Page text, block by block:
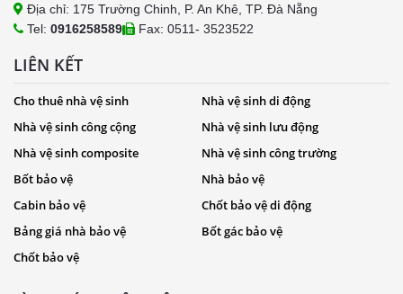
Địa chỉ: 175 Trường Chinh, P. An Khê, TP. Đà Nẵng
Tel: 0916258589 Fax: 0511- 3523522
LIÊN KẾT
Cho thuê nhà vệ sinh
Nhà vệ sinh di động
Nhà vệ sinh công cộng
Nhà vệ sinh lưu động
Nhà vệ sinh composite
Nhà vệ sinh công trường
Bốt bảo vệ
Nhà bảo vệ
Cabin bảo vệ
Chốt bảo vệ di động
Bảng giá nhà bảo vệ
Bốt gác bảo vệ
Chốt bảo vệ